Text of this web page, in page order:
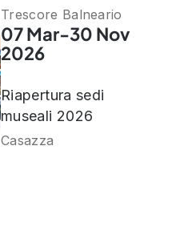
Trescore Balneario
07 Mar-30 Nov
2026
Riapertura sedi
museali 2026
Casazza